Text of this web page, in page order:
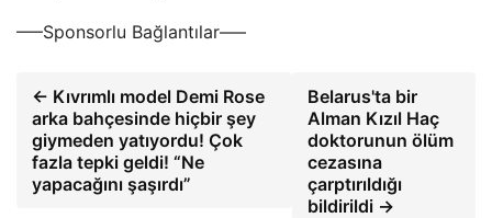
—–Sponsorlu Bağlantılar—–
← Kıvrımlı model Demi Rose
arka bahçesinde hiçbir şey
giymeden yatıyordu! Çok
fazla tepki geldi! “Ne
yapacağını şaşırdı”
Belarus'ta bir
Alman Kızıl Haç
doktorunun ölüm
cezasına
çarptırıldığı
bildirildi →